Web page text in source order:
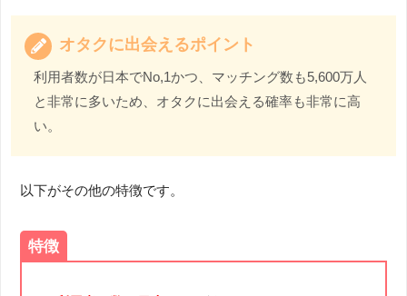
オタクに出会えるポイント
利用者数が日本でNo,1かつ、マッチング数も5,600万人
と非常に多いため、オタクに出会える確率も非常に高
い。
以下がその他の特徴です。
特徴